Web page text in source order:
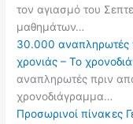
τον αγιασμό του
μαθημάτων…
30.000 αναπληρωτές
χρονιάς – Το
αναπληρωτές πριν
χρονοδιάγραμμα…
Προσωρινοί πίνακες